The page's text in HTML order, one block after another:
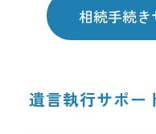
相続手続
遺言執行サポー